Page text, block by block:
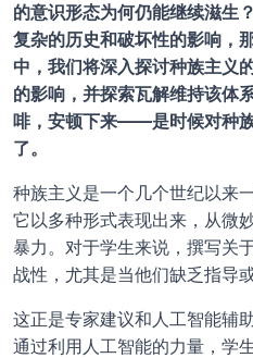
的意识形态为何仍能继续滋生
复杂的历史和破坏性的影响，
中，我们将深入探讨种族主义
的影响，并探索瓦解维持该体
啡，安顿下来——是时候对种
了。
种族主义是一个几个世纪以来
它以多种形式表现出来，从微
暴力。对于学生来说，撰写关
战性，尤其是当他们缺乏指导
这正是专家建议和人工智能辅
通过利用人工智能的力量，学